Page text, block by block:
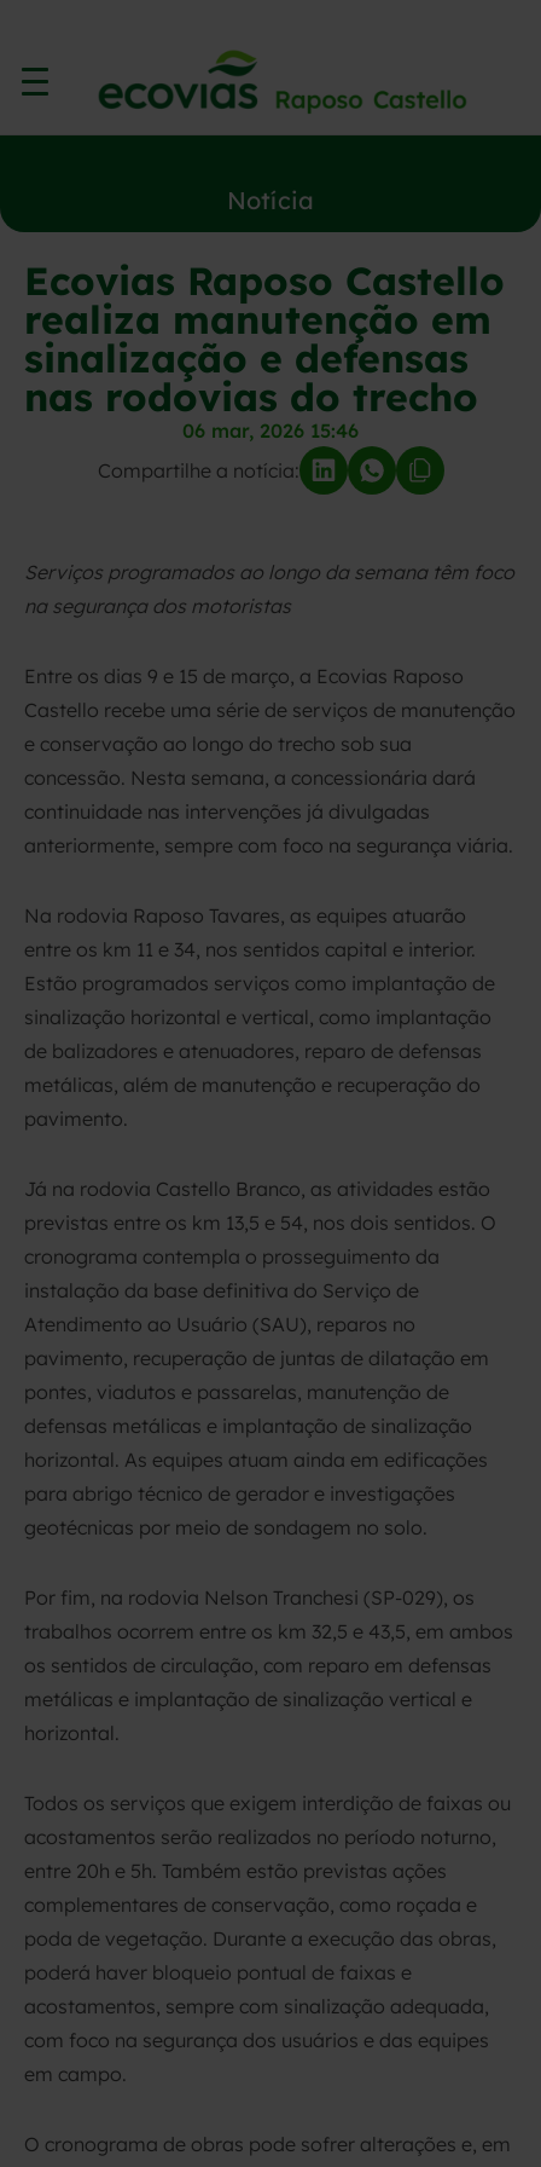
Notícia
Ecovias Raposo Castello
realiza manutenção em
sinalização e defensas
nas rodovias do trecho
06 mar, 2026 15:46
Compartilhe a notícia:
Serviços programados ao longo da semana têm foco
na segurança dos motoristas
Entre os dias 9 e 15 de março, a Ecovias Raposo
Castello recebe uma série de serviços de manutenção
e conservação ao longo do trecho sob sua
concessão. Nesta semana, a concessionária dará
continuidade nas intervenções já divulgadas
anteriormente, sempre com foco na segurança viária.
Na rodovia Raposo Tavares, as equipes atuarão
entre os km 11 e 34, nos sentidos capital e interior.
Estão programados serviços como implantação de
sinalização horizontal e vertical, como implantação
de balizadores e atenuadores, reparo de defensas
metálicas, além de manutenção e recuperação do
pavimento.
Já na rodovia Castello Branco, as atividades estão
previstas entre os km 13,5 e 54, nos dois sentidos. O
cronograma contempla o prosseguimento da
instalação da base definitiva do Serviço de
Atendimento ao Usuário (SAU), reparos no
pavimento, recuperação de juntas de dilatação em
pontes, viadutos e passarelas, manutenção de
defensas metálicas e implantação de sinalização
horizontal. As equipes atuam ainda em edificações
para abrigo técnico de gerador e investigações
geotécnicas por meio de sondagem no solo.
Por fim, na rodovia Nelson Tranchesi (SP-029), os
trabalhos ocorrem entre os km 32,5 e 43,5, em ambos
os sentidos de circulação, com reparo em defensas
metálicas e implantação de sinalização vertical e
horizontal.
Todos os serviços que exigem interdição de faixas ou
acostamentos serão realizados no período noturno,
entre 20h e 5h. Também estão previstas ações
complementares de conservação, como roçada e
poda de vegetação. Durante a execução das obras,
poderá haver bloqueio pontual de faixas e
acostamentos, sempre com sinalização adequada,
com foco na segurança dos usuários e das equipes
em campo.
O cronograma de obras pode sofrer alterações e, em